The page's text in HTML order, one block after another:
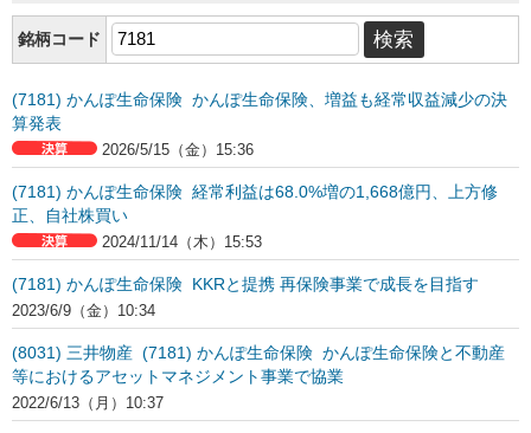
銘柄コード
(7181) かんぽ生命保険 かんぽ生命保険、増益も経常収益減少の決
算発表
2026/5/15（金）15:36
(7181) かんぽ生命保険 経常利益は68.0%増の1,668億円、上方修
正、自社株買い
2024/11/14（木）15:53
(7181) かんぽ生命保険 KKRと提携 再保険事業で成長を目指す
2023/6/9（金）10:34
(8031) 三井物産 (7181) かんぽ生命保険 かんぽ生命保険と不動産
等におけるアセットマネジメント事業で協業
2022/6/13（月）10:37